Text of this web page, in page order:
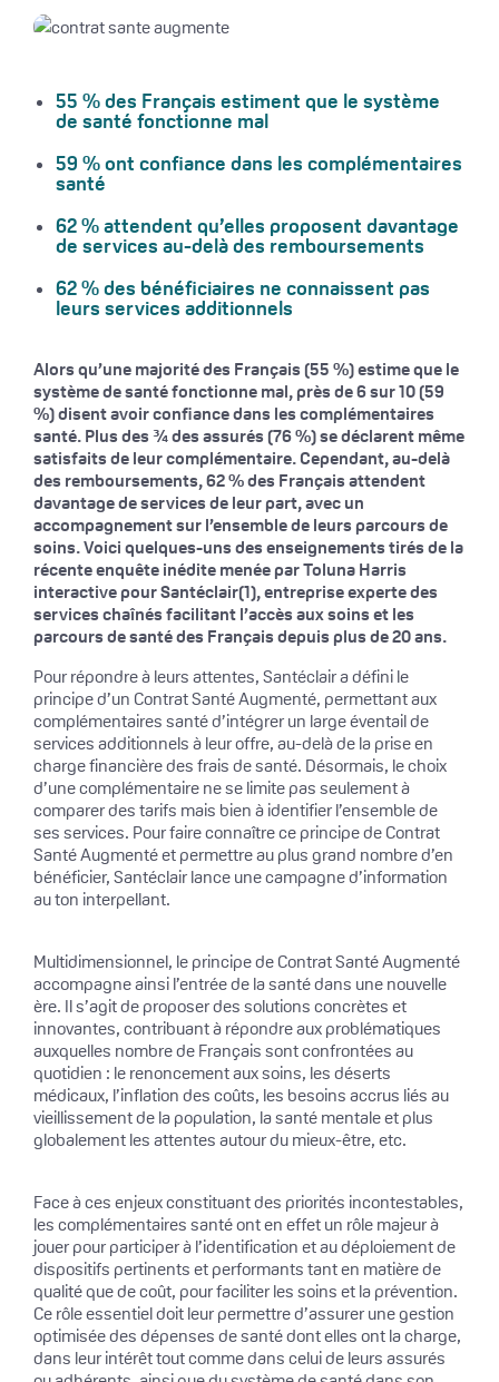
55 % des Français estiment que le système
de santé fonctionne mal
59 % ont confiance dans les complémentaires
santé
62 % attendent qu’elles proposent davantage
de services au-delà des remboursements
62 % des bénéficiaires ne connaissent pas
leurs services additionnels
Alors qu’une majorité des Français (55 %) estime que le
système de santé fonctionne mal, près de 6 sur 10 (59
%) disent avoir confiance dans les complémentaires
santé. Plus des ¾ des assurés (76 %) se déclarent même
satisfaits de leur complémentaire. Cependant, au-delà
des remboursements, 62 % des Français attendent
davantage de services de leur part, avec un
accompagnement sur l’ensemble de leurs parcours de
soins. Voici quelques-uns des enseignements tirés de la
récente enquête inédite menée par Toluna Harris
interactive pour Santéclair(1), entreprise experte des
services chaînés facilitant l’accès aux soins et les
parcours de santé des Français depuis plus de 20 ans.
Pour répondre à leurs attentes, Santéclair a défini le
principe d’un Contrat Santé Augmenté, permettant aux
complémentaires santé d’intégrer un large éventail de
services additionnels à leur offre, au-delà de la prise en
charge financière des frais de santé. Désormais, le choix
d’une complémentaire ne se limite pas seulement à
comparer des tarifs mais bien à identifier l’ensemble de
ses services. Pour faire connaître ce principe de Contrat
Santé Augmenté et permettre au plus grand nombre d’en
bénéficier, Santéclair lance une campagne d’information
au ton interpellant.
Multidimensionnel, le principe de Contrat Santé Augmenté
accompagne ainsi l’entrée de la santé dans une nouvelle
ère. Il s’agit de proposer des solutions concrètes et
innovantes, contribuant à répondre aux problématiques
auxquelles nombre de Français sont confrontées au
quotidien : le renoncement aux soins, les déserts
médicaux, l’inflation des coûts, les besoins accrus liés au
vieillissement de la population, la santé mentale et plus
globalement les attentes autour du mieux-être, etc.
Face à ces enjeux constituant des priorités incontestables,
les complémentaires santé ont en effet un rôle majeur à
jouer pour participer à l’identification et au déploiement de
dispositifs pertinents et performants tant en matière de
qualité que de coût, pour faciliter les soins et la prévention.
Ce rôle essentiel doit leur permettre d’assurer une gestion
optimisée des dépenses de santé dont elles ont la charge,
dans leur intérêt tout comme dans celui de leurs assurés